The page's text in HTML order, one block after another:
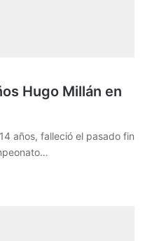
Hugo Millán en
años, falleció el pasado fin